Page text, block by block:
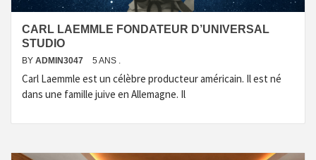
CARL LAEMMLE FONDATEUR D’UNIVERSAL
STUDIO
BY ADMIN3047 5 ANS .
Carl Laemmle est un célèbre producteur américain. Il est né
dans une famille juive en Allemagne. Il